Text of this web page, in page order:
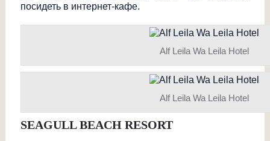
посидеть в интернет-кафе.
Alf Leila Wa Leila Hotel
Alf Leila Wa Leila Hotel
SEAGULL BEACH RESORT